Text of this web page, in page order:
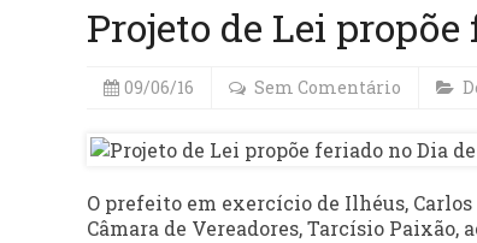
Projeto de Lei
09/06/16 Sem Comentário
O prefeito em exercício de Ilhéus,
Câmara de Vereadores, Tarcísio